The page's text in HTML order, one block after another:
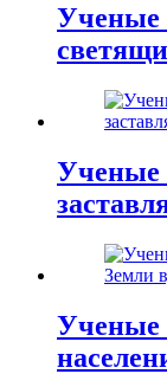
Ученые
Ученые
Ученые